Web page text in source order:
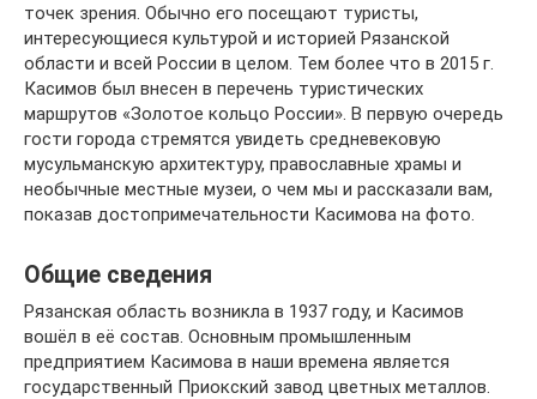
точек зрения. Обычно его посещают туристы,
интересующиеся культурой и историей Рязанской
области и всей России в целом. Тем более что в 2015 г.
Касимов был внесен в перечень туристических
маршрутов «Золотое кольцо России». В первую очередь
гости города стремятся увидеть средневековую
мусульманскую архитектуру, православные храмы и
необычные местные музеи, о чем мы и рассказали вам,
показав достопримечательности Касимова на фото.
Общие сведения
Рязанская область возникла в 1937 году, и Касимов
вошёл в её состав. Основным промышленным
предприятием Касимова в наши времена является
государственный Приокский завод цветных металлов.